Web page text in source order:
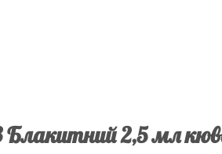
Блакитний 2,5 мл